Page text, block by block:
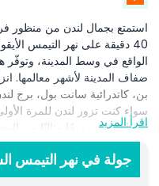
استمتع بجمال لندن من منظور
40 دقيقة على نهر التيمس
الواقع في وسط المدينة، وتوفّر
ضفاف المدينة لأشهر معالمها.
بن، كاتدرائية سانت بول،
سواء كنت تزور لندن للمرة
الجولة تقدم مزيجًا مثاليًا من
على متن القارب مرشدون
للمدينة إلى الحياة من خلال
السطح المكشوف أو خيارات
اقرأ المزيد
جولة في نهر التيمس